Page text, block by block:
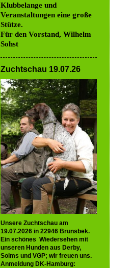
Klubbelange und
Veranstaltungen eine große
Stütze.
Für den Vorstand, Wilhelm
Sohst
Zuchtschau 19.07.26
Unsere Zuchtschau am
19.07.2026 in 22946 Brunsbek.
Ein schönes Wiedersehen mit
unseren Hunden aus Derby,
Solms und VGP; wir freuen uns.
Anmeldung DK-Hamburg: